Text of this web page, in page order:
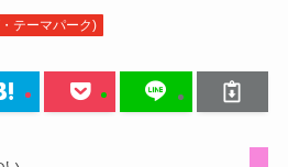
テーマパーク)